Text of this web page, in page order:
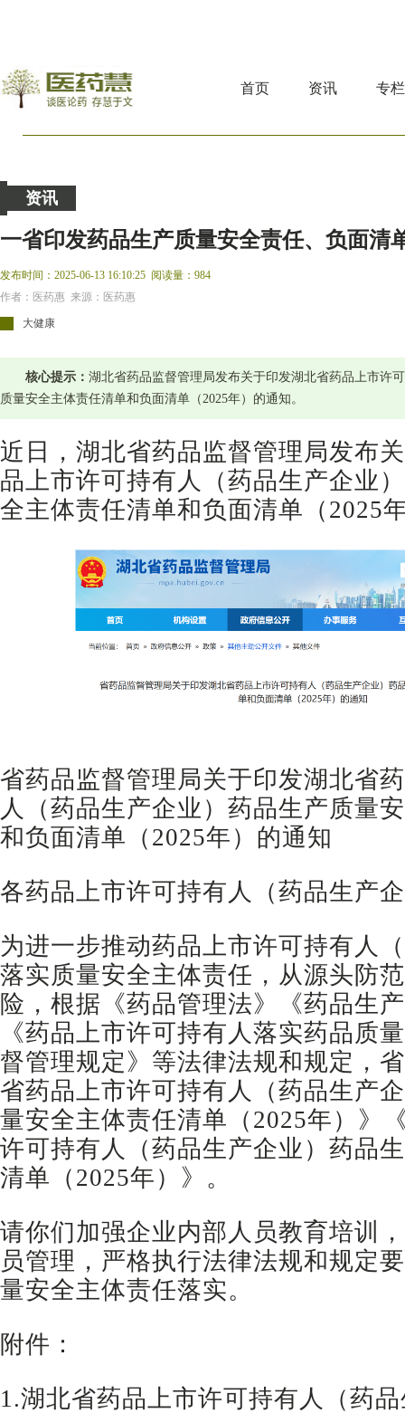
首页 资讯 专栏
资讯
一省印发药品生产质量安全责任、负面清
发布时间：2025-06-13 16:10:25 阅读量：984
作者：医药惠 来源：医药惠
大健康
核心提示： 湖北省药品监督管理局发布关于印发湖北省药品上市许
质量安全主体责任清单和负面清单（2025年）的通知。
近日，湖北省药品监督管理局发布
品上市许可持有人（药品生产企业
全主体责任清单和负面清单（2025
省药品监督管理局关于印发湖北省
人（药品生产企业）药品生产质量
和负面清单（2025年）的通知
各药品上市许可持有人（药品生产
为进一步推动药品上市许可持有人
落实质量安全主体责任，从源头防
险，根据《药品管理法》《药品生
《药品上市许可持有人落实药品质
督管理规定》等法律法规和规定，
省药品上市许可持有人（药品生产
量安全主体责任清单（2025年）》
许可持有人（药品生产企业）药品
清单（2025年）》。
请你们加强企业内部人员教育培训
员管理，严格执行法律法规和规定
量安全主体责任落实。
附件：
1.湖北省药品上市许可持有人（药